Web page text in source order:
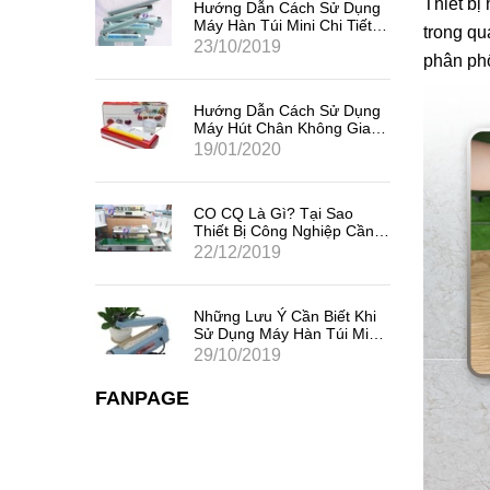
trong
phân
Hướng Dẫn Cách Sử Dụng
Máy Hàn Túi Mini Chi Tiết,
Hiệu Quả Nhất
23/10/2019
Hướng Dẫn Cách Sử Dụng
Máy Hút Chân Không Gia
Đình Mini
19/01/2020
CO CQ Là Gì? Tại Sao
Thiết Bị Công Nghiệp Cần
Có CO CQ?
22/12/2019
Những Lưu Ý Cần Biết Khi
Sử Dụng Máy Hàn Túi Mini
Dập Tay
29/10/2019
FANPAGE